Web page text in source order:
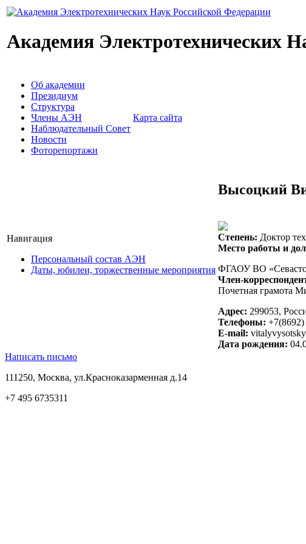
Академия Электротехнических
Об академии
Президиум
Структура
Члены АЭН
Наблюдательный Совет
Новости
Фоторепортажи
Карта сайта
Навигация
Персональный состав АЭН
Даты, юбилеи, торжественные мероприятия
Высоцкий
Степень: Доктор
Место работы и
ФГАОУ ВО
Член-
Почетная грамота
Адрес: 299053,
Телефоны:
E-mail:
Дата рождения:
Написать письмо
111250, Москва, ул.Красноказарменная д.14
+7 495 6735311